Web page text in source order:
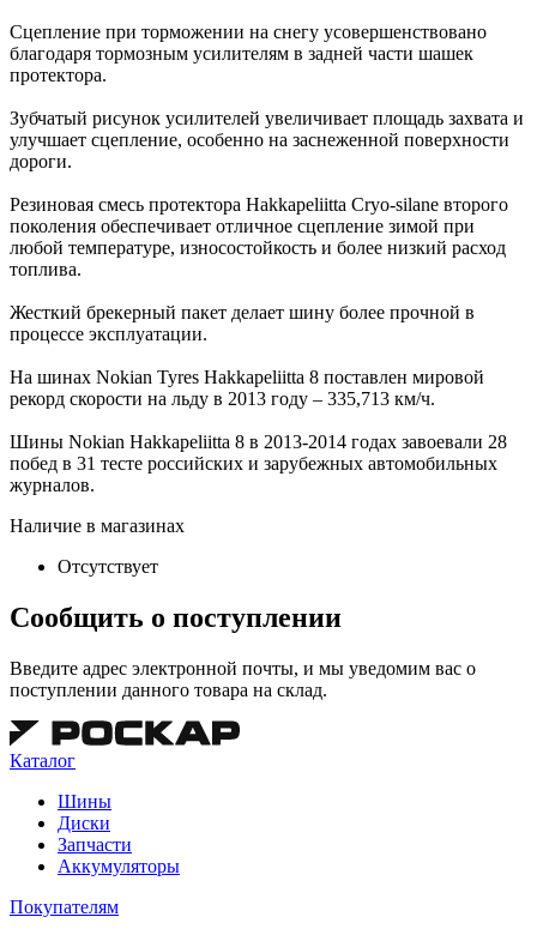
Сцепление при торможении на снегу усовершенствовано
благодаря тормозным усилителям в задней части шашек
протектора.
Зубчатый рисунок усилителей увеличивает площадь захвата и
улучшает сцепление, особенно на заснеженной поверхности
дороги.
Резиновая смесь протектора Hakkapeliitta Cryo-silane второго
поколения обеспечивает отличное сцепление зимой при
любой температуре, износостойкость и более низкий расход
топлива.
Жесткий брекерный пакет делает шину более прочной в
процессе эксплуатации.
На шинах Nokian Tyres Hakkapeliitta 8 поставлен мировой
рекорд скорости на льду в 2013 году – 335,713 км/ч.
Шины Nokian Hakkapeliitta 8 в 2013-2014 годах завоевали 28
побед в 31 тесте российских и зарубежных автомобильных
журналов.
Наличие в магазинах
Отсутствует
Сообщить о поступлении
Введите адрес электронной почты, и мы уведомим вас о
поступлении данного товара на склад.
Каталог
Шины
Диски
Запчасти
Аккумуляторы
Покупателям